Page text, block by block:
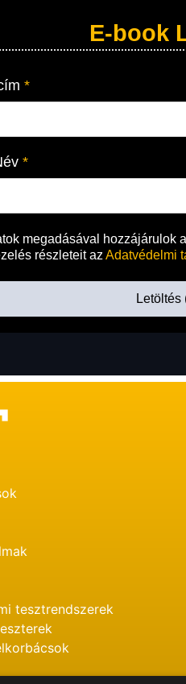
E-book
*
*
megadásával hozzájárulok
részleteit az Adatvédelmi
Letöltés
tesztrendszerek